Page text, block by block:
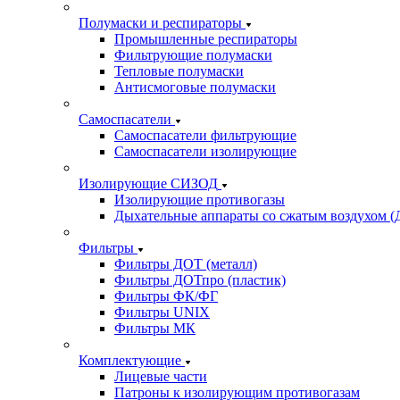
Полумаски и респираторы
Промышленные респираторы
Фильтрующие полумаски
Тепловые полумаски
Антисмоговые полумаски
Самоспасатели
Самоспасатели фильтрующие
Самоспасатели изолирующие
Изолирующие СИЗОД
Изолирующие противогазы
Дыхательные аппараты со сжатым воздухом
Фильтры
Фильтры ДОТ (металл)
Фильтры ДОТпро (пластик)
Фильтры ФК/ФГ
Фильтры UNIX
Фильтры МК
Комплектующие
Лицевые части
Патроны к изолирующим противогазам